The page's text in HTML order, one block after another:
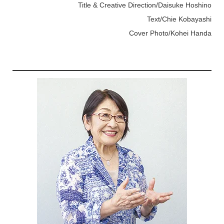
Title & Creative Direction/Daisuke Hoshino
Text/Chie Kobayashi
Cover Photo/Kohei Handa